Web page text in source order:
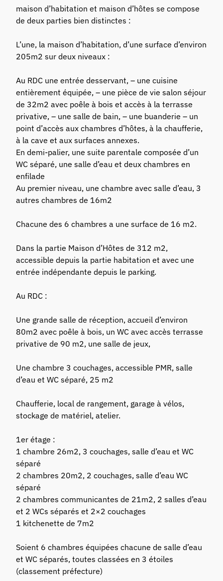
maison d’habitation et maison d’hôtes se compose
de deux parties bien distinctes :
L’une, la maison d’habitation, d’une surface d’environ
205m2 sur deux niveaux :
Au RDC une entrée desservant, – une cuisine
entièrement équipée, – une pièce de vie salon séjour
de 32m2 avec poêle à bois et accès à la terrasse
privative, – une salle de bain, – une buanderie – un
point d’accès aux chambres d’hôtes, à la chaufferie,
à la cave et aux surfaces annexes.
En demi-palier, une suite parentale composée d’un
WC séparé, une salle d’eau et deux chambres en
enfilade
Au premier niveau, une chambre avec salle d’eau, 3
autres chambres de 16m2
Chacune des 6 chambres a une surface de 16 m2.
Dans la partie Maison d’Hôtes de 312 m2,
accessible depuis la partie habitation et avec une
entrée indépendante depuis le parking.
Au RDC :
Une grande salle de réception, accueil d’environ
80m2 avec poêle à bois, un WC avec accès terrasse
privative de 90 m2, une salle de jeux,
Une chambre 3 couchages, accessible PMR, salle
d’eau et WC séparé, 25 m2
Chaufferie, local de rangement, garage à vélos,
stockage de matériel, atelier.
1er étage :
1 chambre 26m2, 3 couchages, salle d’eau et WC
séparé
2 chambres 20m2, 2 couchages, salle d’eau WC
séparé
2 chambres communicantes de 21m2, 2 salles d’eau
et 2 WCs séparés et 2×2 couchages
1 kitchenette de 7m2
Soient 6 chambres équipées chacune de salle d’eau
et WC séparés, toutes classées en 3 étoiles
(classement préfecture)